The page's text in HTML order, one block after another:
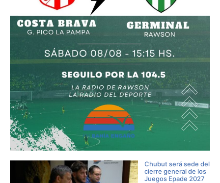
Chubut será sede del
cierre general de los
Juegos Epade 2027